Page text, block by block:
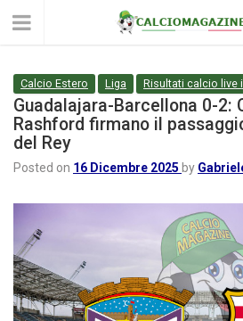
Calcio Estero Liga Risultati calcio live
Guadalajara-Barcellona 0-2:
Rashford firmano il
del Rey
Posted on 16 Dicembre 2025 by